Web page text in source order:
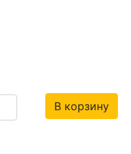
В корзину